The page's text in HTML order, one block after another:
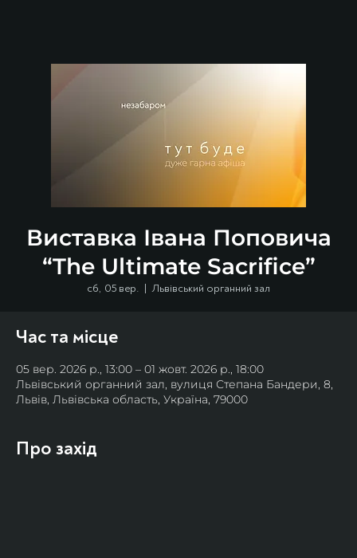
Виставка Івана Поповича
“The Ultimate Sacrifice”
сб, 05 вер.
  |
Львівський органний зал
Час та місце
05 вер. 2026 р., 13:00 – 01 жовт. 2026 р., 18:00
Львівський органний зал, вулиця Степана Бандери, 8,
Львів, Львівська область, Україна, 79000
Про захід